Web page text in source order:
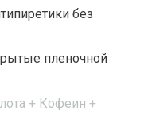
без
пленочной
+ Кофеин +